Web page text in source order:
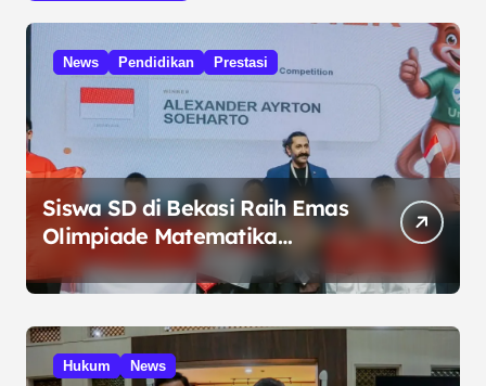
News Pendidikan Prestasi
Siswa SD di Bekasi Raih Emas
Olimpiade Matematika
Internasional di Malaysia
Hukum News